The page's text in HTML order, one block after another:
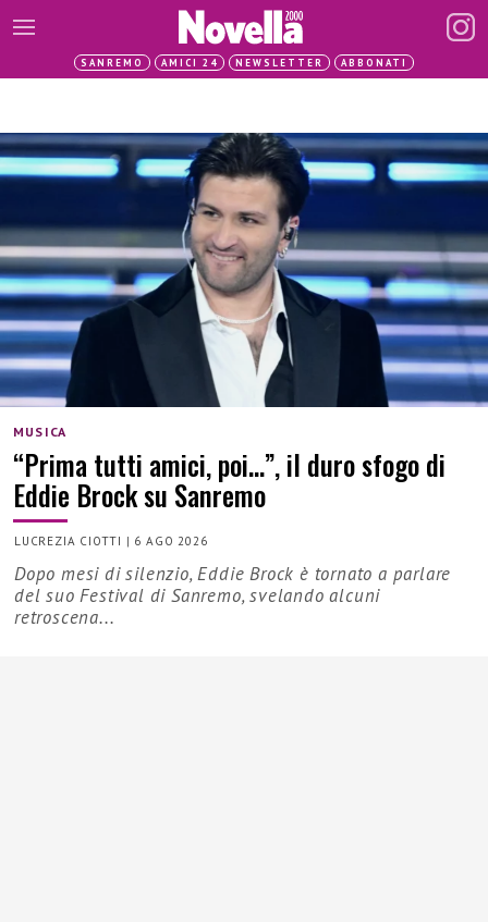
SANREMO AMICI 24 NEWSLETTER ABBONATI
MUSICA
“Prima tutti amici, poi…”, il duro sfogo di
Eddie Brock su Sanremo
LUCREZIA CIOTTI | 6 AGO 2026
Dopo mesi di silenzio, Eddie Brock è tornato a parlare
del suo Festival di Sanremo, svelando alcuni
retroscena...